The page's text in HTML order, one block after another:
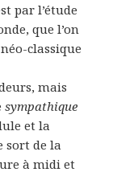
par l’étude
que l’on
classique
mais
sympathique
et la
sort de la
à midi et